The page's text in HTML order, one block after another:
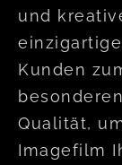
und
Kunden
Qualität,
Imagefilm